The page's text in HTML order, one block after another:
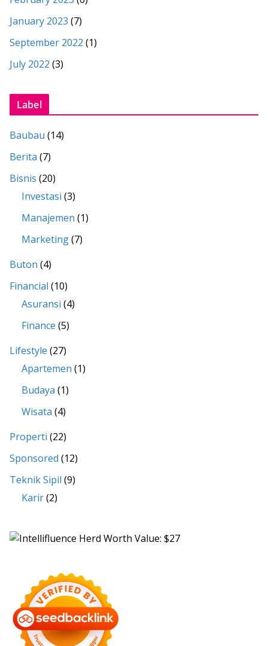
January 2023 (7)
September 2022 (1)
July 2022 (3)
Label
Baubau (14)
Berita (7)
Bisnis (20)
Investasi (3)
Manajemen (1)
Marketing(7)
Buton (4)
Financial (10)
Asuransi (4)
Finance (5)
Lifestyle (27)
Apartemen (1)
Budaya (1)
Wisata (4)
Properti (22)
Sponsored (12)
Teknik Sipil (9)
Karir(2)